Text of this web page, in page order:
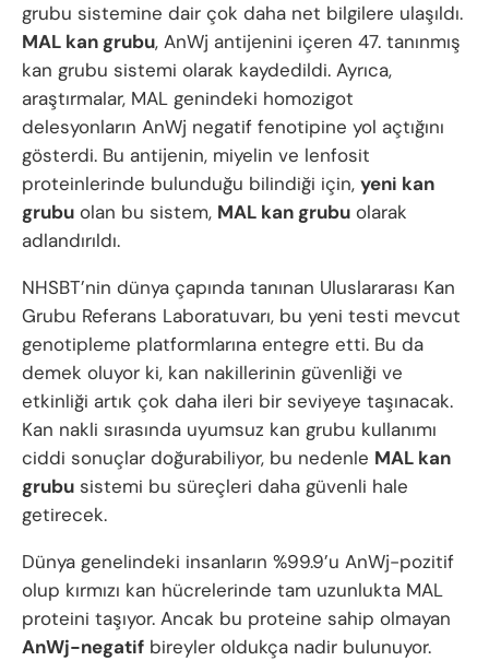
grubu sistemine dair çok daha net bilgilere ulaşıldı.
MAL kan grubu, AnWj antijenini içeren 47. tanınmış
kan grubu sistemi olarak kaydedildi. Ayrıca,
araştırmalar, MAL genindeki homozigot
delesyonların AnWj negatif fenotipine yol açtığını
gösterdi. Bu antijenin, miyelin ve lenfosit
proteinlerinde bulunduğu bilindiği için, yeni kan
grubu olan bu sistem, MAL kan grubu olarak
adlandırıldı.
NHSBT’nin dünya çapında tanınan Uluslararası Kan
Grubu Referans Laboratuvarı, bu yeni testi mevcut
genotipleme platformlarına entegre etti. Bu da
demek oluyor ki, kan nakillerinin güvenliği ve
etkinliği artık çok daha ileri bir seviyeye taşınacak.
Kan nakli sırasında uyumsuz kan grubu kullanımı
ciddi sonuçlar doğurabiliyor, bu nedenle MAL kan
grubu sistemi bu süreçleri daha güvenli hale
getirecek.
Dünya genelindeki insanların %99.9’u AnWj-pozitif
olup kırmızı kan hücrelerinde tam uzunlukta MAL
proteini taşıyor. Ancak bu proteine sahip olmayan
AnWj-negatif bireyler oldukça nadir bulunuyor.